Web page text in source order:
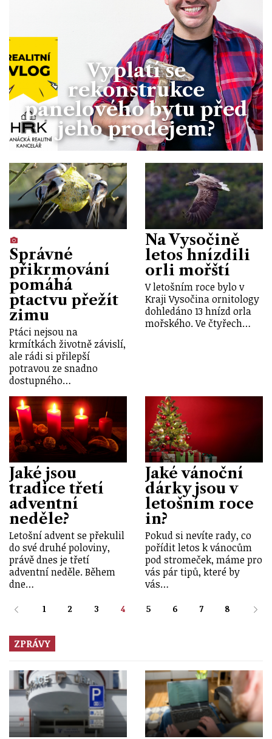
Vyplatí se
rekonstrukce
panelového bytu před
jeho prodejem?
Správné
přikrmování
pomáhá
ptactvu přežít
zimu
Ptáci nejsou na
krmítkách životně závislí,
ale rádi si přilepší
potravou ze snadno
dostupného…
Na Vysočině
letos hnízdili
orli mořští
V letošním roce bylo v
Kraji Vysočina ornitology
dohledáno 13 hnízd orla
mořského. Ve čtyřech…
Jaké jsou
tradice třetí
adventní
neděle?
Letošní advent se překulil
do své druhé poloviny,
právě dnes je třetí
adventní neděle. Během
dne…
Jaké vánoční
dárky jsou v
letošním roce
in?
Pokud si nevíte rady, co
pořídit letos k vánocům
pod stromeček, máme pro
vás pár tipů, které by
vás…
1 2 3 4 5 6 7 8
ZPRÁVY